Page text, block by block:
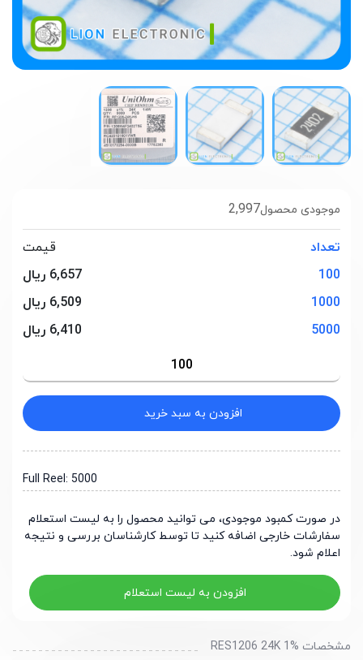
2,997موجودی محصول
تعداد
قیمت
100
6,657 ریال
1000
6,509 ریال
5000
6,410 ریال
افزودن به سبد خرید
Full Reel: 5000
در صورت کمبود موجودی، می توانید محصول را به لیست استعلام
سفارشات خارجی اضافه کنید تا توسط کارشناسان بررسی و نتیجه
اعلام شود.
افزودن به لیست استعلام
مشخصات RES1206 24K 1%